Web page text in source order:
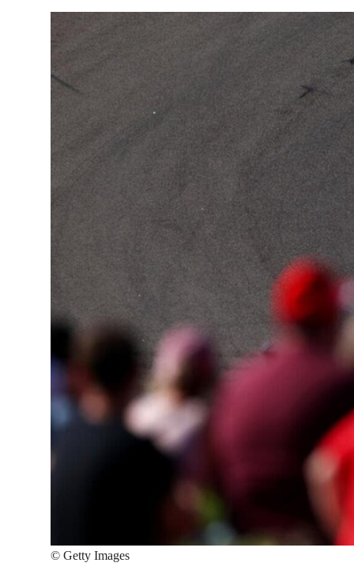
© Getty Images